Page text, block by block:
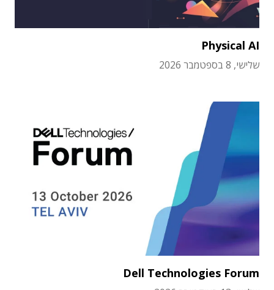
Physical AI
שלישי, 8 בספטמבר 2026
Dell Technologies Forum